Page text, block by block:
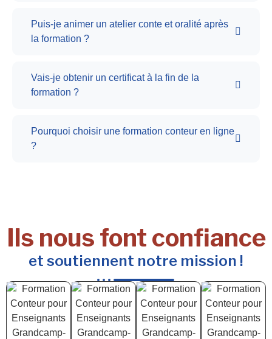
Puis-je animer un atelier conte et oralité après
la formation ?
Vais-je obtenir un certificat à la fin de la
formation ?
Pourquoi choisir une formation conteur en ligne
?
Ils nous font confiance
et soutiennent notre mission !